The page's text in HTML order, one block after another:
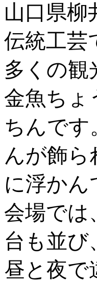
山口県柳
伝統工芸
多くの観
金魚ちょ
ちんで
んが飾
に浮か
会場では
台も並び
昼と夜で